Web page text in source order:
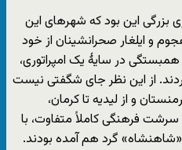
بزرگی این بود که شهرهای این
و ایلغار صحرانشینان از خود
در سایۀ یک امپراتوری،
از این نظر جای شگفتی نیست
و از لیدیه تا کرمان،
فرهنگی کاملاً متفاوت، با
گرد هم آمده بودند.